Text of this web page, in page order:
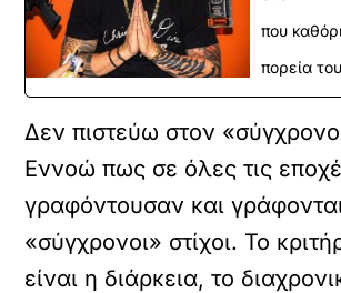
που
πορεία
Δεν πιστεύω στον «σύγχρονο
Εννοώ πως σε όλες τις
γραφόντουσαν και
«σύγχρονοι» στίχοι. Το
είναι η διάρκεια, το